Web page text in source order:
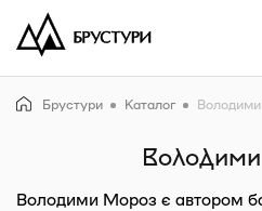
Брустури Каталог
Володими Мороз є автором